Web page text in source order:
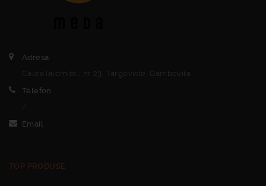
Adresa
Calea Ialomitei, nr 23, Targoviste, Dambovita
Telefon
Email
TOP PRODUSE